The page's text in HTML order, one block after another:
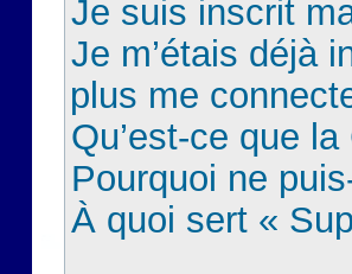
Je suis inscrit
Je m’étais déjà
plus me
Qu’est-ce que la
Pourquoi ne
À quoi sert «